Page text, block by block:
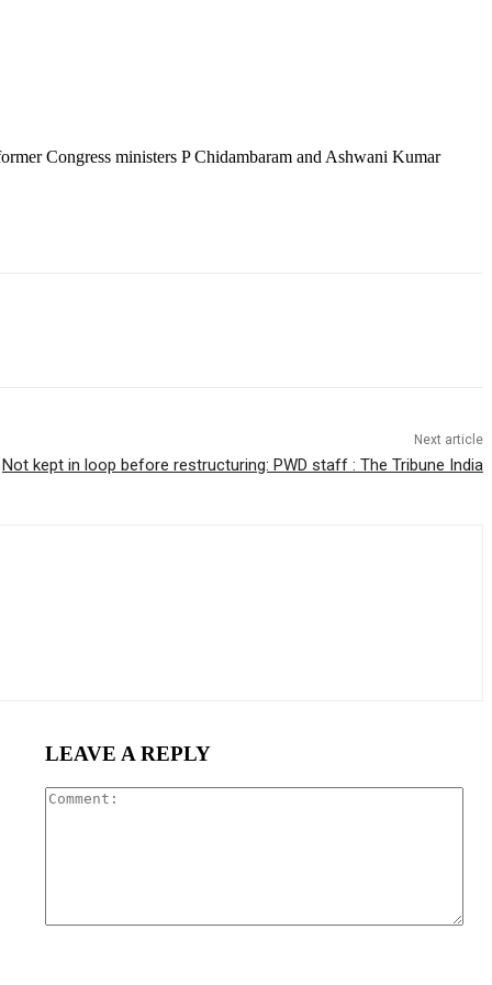
Congress ministers P Chidambaram and Ashwani Kumar
Next article
Not kept in loop before restructuring: PWD staff : The Tribune India
LEAVE A REPLY